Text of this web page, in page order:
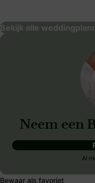
Bekijk alle
Neem een
Al
Bewaar als favoriet